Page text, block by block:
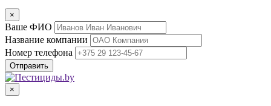
×
Ваше ФИО
Название компании
Номер телефона
×